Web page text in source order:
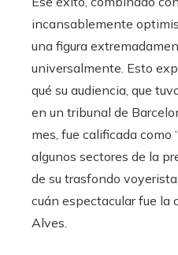
incansablemente
una figura
universalmente. Esto
qué su audiencia, que
en un tribunal de
mes, fue calificada como
algunos sectores de la
de su trasfondo
cuán espectacular fue la
Alves.